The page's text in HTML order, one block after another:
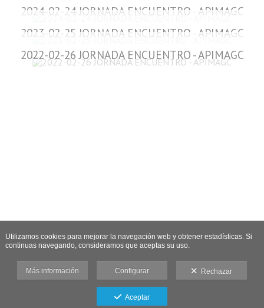
2024-02-24 JORNADA ENCUENTRO - APIMAGC
2023-02-25 JORNADA ENCUENTRO - APIMAGC
2022-02-26 JORNADA ENCUENTRO - APIMAGC
Utilizamos cookies para mejorar la navegación web y obtener estadísticas. Si
continuas navegando, consideramos que aceptas su uso.
Más información Configurar Rechazar
Aceptar